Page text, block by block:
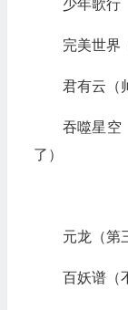
少年歌行
完美世界
君有云（
吞噬星空
了）
元龙（第
百妖谱（